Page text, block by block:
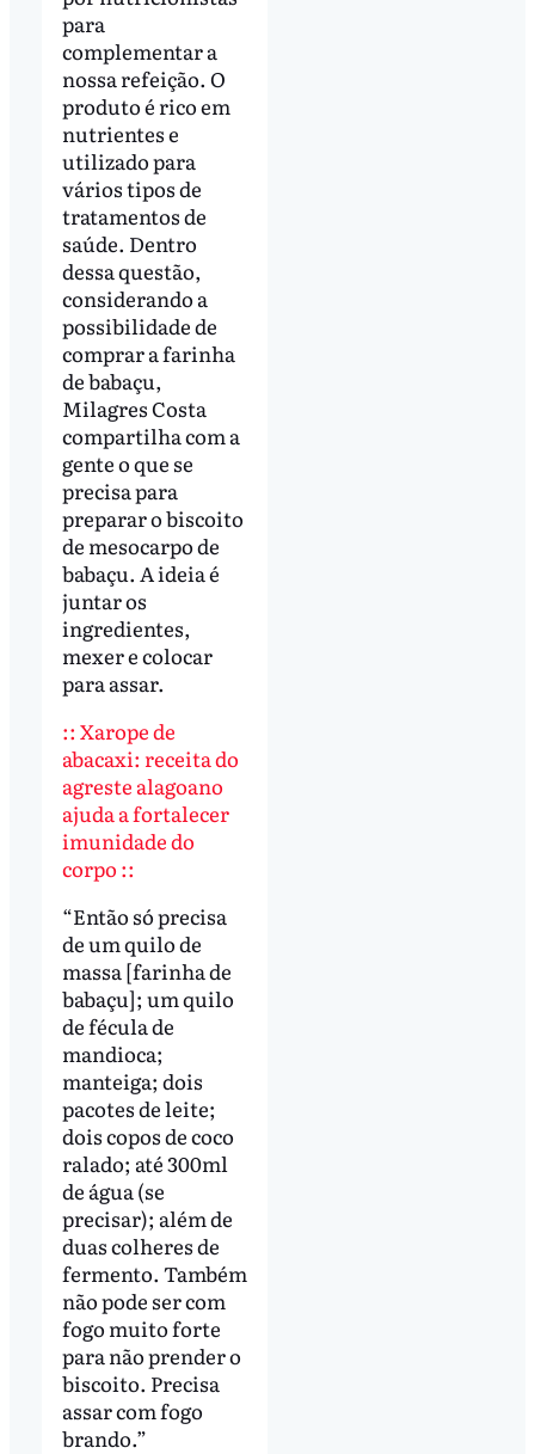
para
complementar a
nossa refeição. O
produto é rico em
nutrientes e
utilizado para
vários tipos de
tratamentos de
saúde. Dentro
dessa questão,
considerando a
possibilidade de
comprar a farinha
de babaçu,
Milagres Costa
compartilha com a
gente o que se
precisa para
preparar o biscoito
de mesocarpo de
babaçu. A ideia é
juntar os
ingredientes,
mexer e colocar
para assar.
:: Xarope de
abacaxi: receita do
agreste alagoano
ajuda a fortalecer
imunidade do
corpo ::
“Então só precisa
de um quilo de
massa [farinha de
babaçu]; um quilo
de fécula de
mandioca;
manteiga; dois
pacotes de leite;
dois copos de coco
ralado; até 300ml
de água (se
precisar); além de
duas colheres de
fermento. Também
não pode ser com
fogo muito forte
para não prender o
biscoito. Precisa
assar com fogo
brando.”